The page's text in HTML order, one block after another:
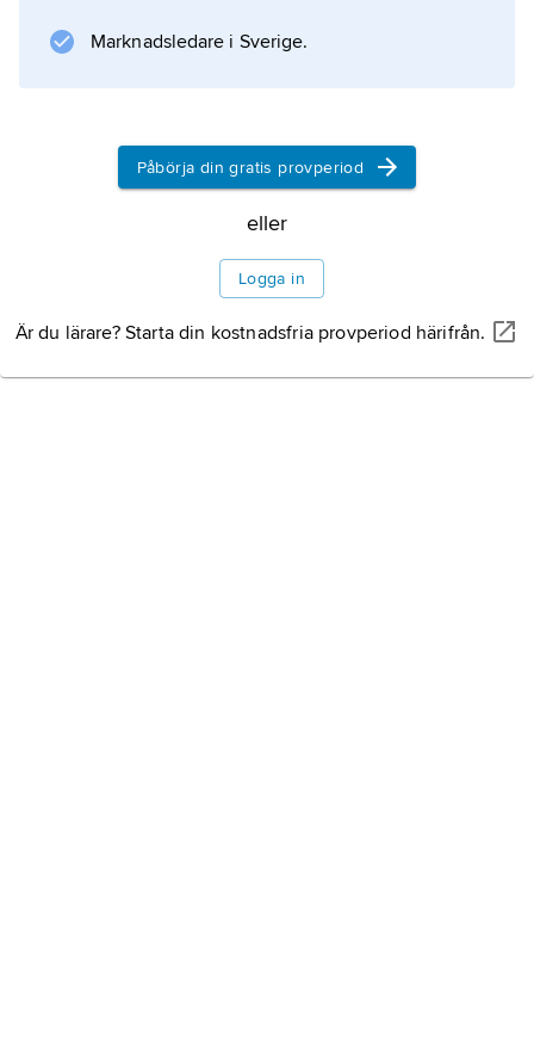
Marknadsledare i Sverige.
Påbörja din gratis provperiod
eller
Logga in
Är du lärare? Starta din kostnadsfria provperiod härifrån.